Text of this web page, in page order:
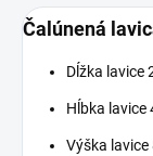
Čalúnená
Dĺžka lavice
Hĺbka lavice
Výška